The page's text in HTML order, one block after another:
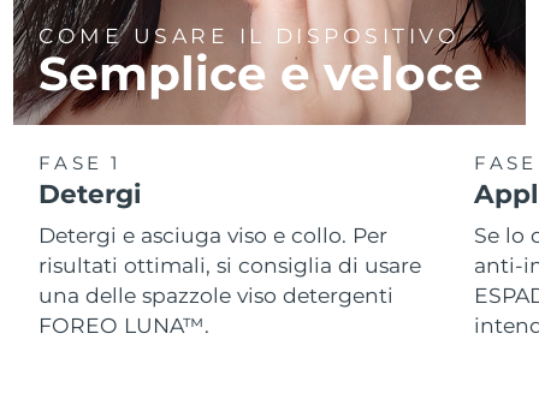
COME USARE IL DISPOSITIVO
Semplice e veloce
FASE 1
Detergi
Detergi e asciuga viso e collo. Per
risultati ottimali, si consiglia di usare
una delle spazzole viso detergenti
FOREO LUNA™.
Se lo
anti-